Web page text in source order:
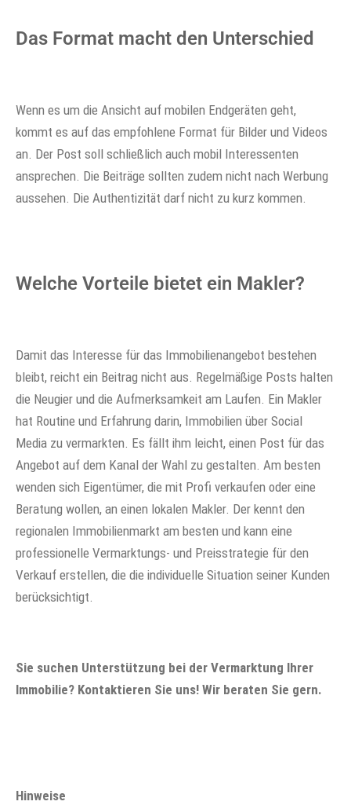
Das Format macht den Unterschied
Wenn es um die Ansicht auf mobilen Endgeräten geht,
kommt es auf das empfohlene Format für Bilder und Videos
an. Der Post soll schließlich auch mobil Interessenten
ansprechen. Die Beiträge sollten zudem nicht nach Werbung
aussehen. Die Authentizität darf nicht zu kurz kommen.
Welche Vorteile bietet ein Makler?
Damit das Interesse für das Immobilienangebot bestehen
bleibt, reicht ein Beitrag nicht aus. Regelmäßige Posts halten
die Neugier und die Aufmerksamkeit am Laufen. Ein Makler
hat Routine und Erfahrung darin, Immobilien über Social
Media zu vermarkten. Es fällt ihm leicht, einen Post für das
Angebot auf dem Kanal der Wahl zu gestalten. Am besten
wenden sich Eigentümer, die mit Profi verkaufen oder eine
Beratung wollen, an einen lokalen Makler. Der kennt den
regionalen Immobilienmarkt am besten und kann eine
professionelle Vermarktungs- und Preisstrategie für den
Verkauf erstellen, die die individuelle Situation seiner Kunden
berücksichtigt.
Sie suchen Unterstützung bei der Vermarktung Ihrer
Immobilie? Kontaktieren Sie uns! Wir beraten Sie gern.
Hinweise